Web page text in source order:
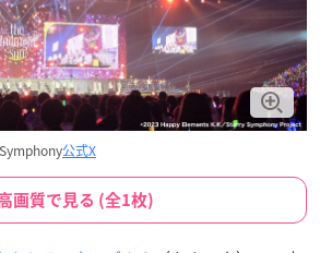
公式X
画質で見る (全1枚)